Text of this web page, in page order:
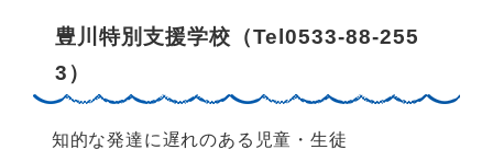
豊川特別支援学校（Tel0533-88-255
3）
知的な発達に遅れのある児童・生徒